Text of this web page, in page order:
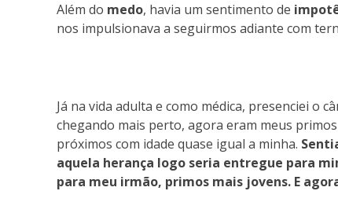
Além do medo, havia um sentimento de
nos impulsionava a seguirmos adiante com
Já na vida adulta e como médica, presenciei o
chegando mais perto, agora eram meus
próximos com idade quase igual a minha.
aquela herança logo seria entregue para
para meu irmão, primos mais jovens. E